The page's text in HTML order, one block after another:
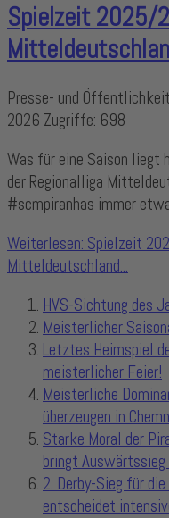
Spielzeit 2025/
Presse- und
2026 Zugriffe: 698
Was für eine Saison liegt
der Regionalliga
#scmpiranhas immer
Weiterlesen: Spielzeit
Mitteldeutschland...
HVS-Sichtung des
Meisterlicher
Letztes Heimspiel
meisterlicher Feier!
Meisterliche
überzeugen in
Starke Moral der
bringt Auswärtssieg
2. Derby-Sieg für
entscheidet